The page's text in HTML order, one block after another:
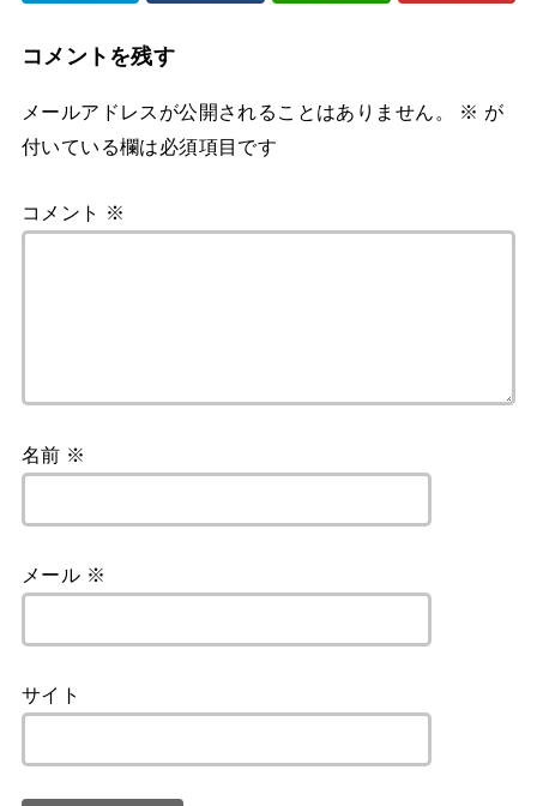
コメントを残す
メールアドレスが公開されることはありません。 ※ が
付いている欄は必須項目です
コメント ※
名前 ※
メール ※
サイト